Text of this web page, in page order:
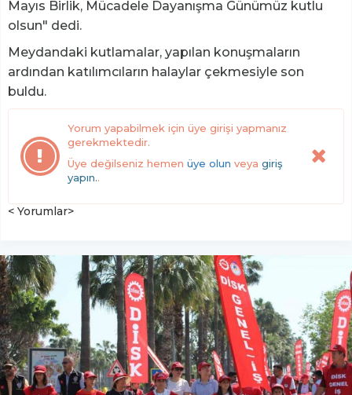
Mayıs Birlik, Mücadele Dayanışma Günümüz kutlu
olsun" dedi.
Meydandaki kutlamalar, yapılan konuşmaların
ardından katılımcıların halaylar çekmesiyle son
buldu.
Yorum yapabilmek için üye girişi yapmanız
gerekmektedir.
Üye değilseniz hemen üye olun veya giriş
yapın..
< Yorumlar>